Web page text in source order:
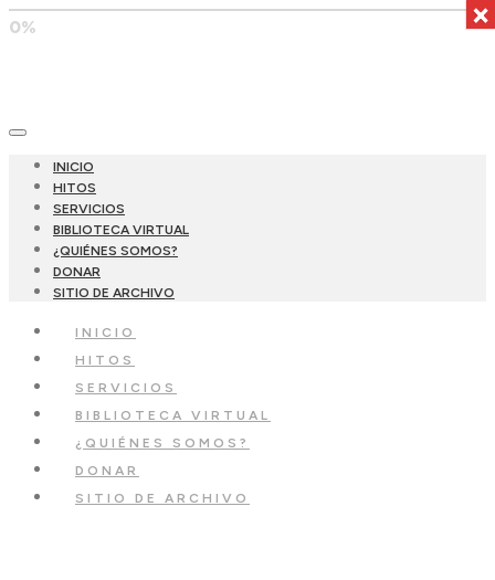
0%
INICIO
HITOS
SERVICIOS
BIBLIOTECA VIRTUAL
¿QUIÉNES SOMOS?
DONAR
SITIO DE ARCHIVO
INICIO
HITOS
SERVICIOS
BIBLIOTECA VIRTUAL
¿QUIÉNES SOMOS?
DONAR
SITIO DE ARCHIVO
×